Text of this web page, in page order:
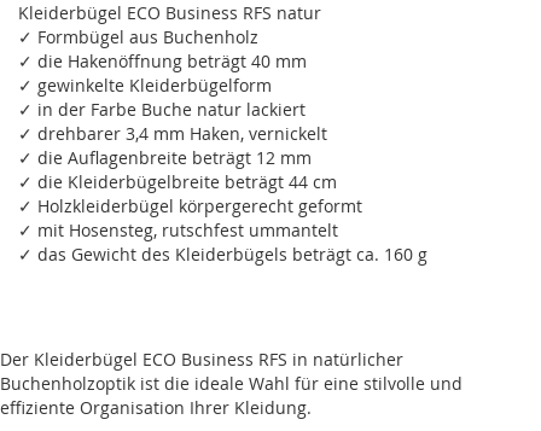
Kleiderbügel ECO Business RFS natur
✓ Formbügel aus Buchenholz
✓ die Hakenöffnung beträgt 40 mm
✓ gewinkelte Kleiderbügelform
✓ in der Farbe Buche natur lackiert
✓ drehbarer 3,4 mm Haken, vernickelt
✓ die Auflagenbreite beträgt 12 mm
✓ die Kleiderbügelbreite beträgt 44 cm
✓ Holzkleiderbügel körpergerecht geformt
✓ mit Hosensteg, rutschfest ummantelt
✓ das Gewicht des Kleiderbügels beträgt ca. 160 g
Der Kleiderbügel ECO Business RFS in natürlicher
Buchenholzoptik ist die ideale Wahl für eine stilvolle und
effiziente Organisation Ihrer Kleidung.